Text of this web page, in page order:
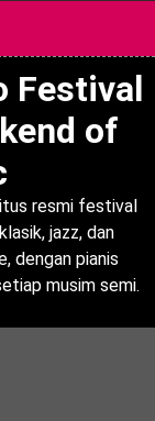
Festival
of
resmi festival
jazz, dan
dengan pianis
musim semi.